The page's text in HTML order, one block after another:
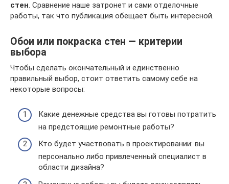
стен. Сравнение наше затронет и сами отделочные
работы, так что публикация обещает быть интересной.
Обои или покраска стен — критерии
выбора
Чтобы сделать окончательный и единственно
правильный выбор, стоит ответить самому себе на
некоторые вопросы:
Какие денежные средства вы готовы потратить
на предстоящие ремонтные работы?
Кто будет участвовать в проектировании: вы
персонально либо привлеченный специалист в
области дизайна?